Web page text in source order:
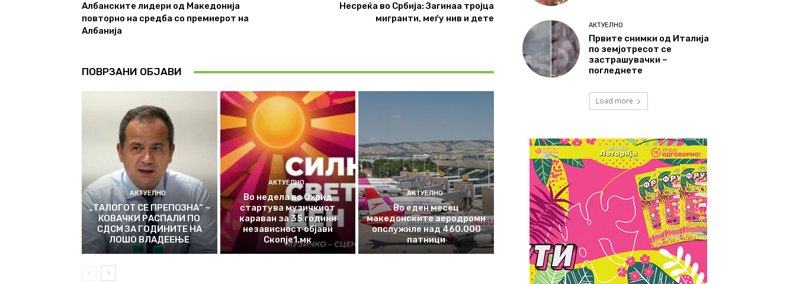
Албанските лидери од Македонија
повторно на средба со премиерот на
Албанија
Несреќа во Србија: Загинаа тројца
мигранти, меѓу нив и дете
ПОВРЗАНИ ОБЈАВИ
АКТУЕЛНО
„ТАЛОГОТ СЕ ПРЕПОЗНА“ –
КОВАЧКИ РАСПАЛИ ПО
СДСМ ЗА ГОДИНИТЕ НА
ЛОШО ВЛАДЕЕЊЕ
АКТУЕЛНО
Во недела во Охрид
стартува музичкиот
караван за 35 години
независност објави
Скопје1.мк
АКТУЕЛНО
Во еден месец
македонските аеродроми
опслужиле над 460.000
патници
АКТУЕЛНО
Првите снимки од Италија
по земјотресот се
застрашувачки –
погледнете
Load more